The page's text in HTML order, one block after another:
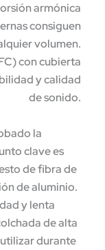
armónica
consiguen
volumen.
con cubierta
y calidad
de sonido.
la
clave es
de fibra de
de aluminio.
y lenta
de alta
durante